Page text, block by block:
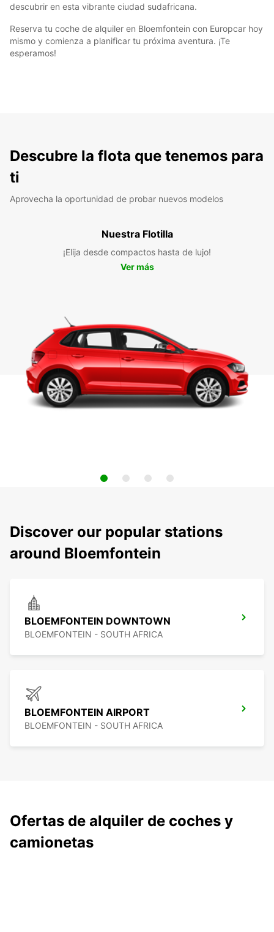
descubrir en esta vibrante ciudad sudafricana.
Reserva tu coche de alquiler en Bloemfontein con Europcar hoy
mismo y comienza a planificar tu próxima aventura. ¡Te
esperamos!
Descubre la flota que tenemos para
ti
Aprovecha la oportunidad de probar nuevos modelos
Nuestra Flotilla
¡Elija desde compactos hasta de lujo!
Ver más
Discover our popular stations
around Bloemfontein
BLOEMFONTEIN DOWNTOWN
BLOEMFONTEIN - SOUTH AFRICA
BLOEMFONTEIN AIRPORT
BLOEMFONTEIN - SOUTH AFRICA
Ofertas de alquiler de coches y
camionetas